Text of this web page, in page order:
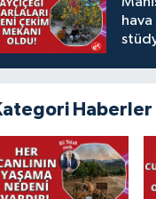
Haberler